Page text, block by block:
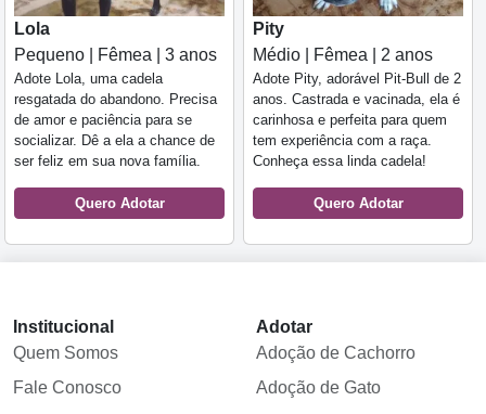
Lola
Pequeno | Fêmea | 3 anos
Adote Lola, uma cadela
resgatada do abandono. Precisa
de amor e paciência para se
socializar. Dê a ela a chance de
ser feliz em sua nova família.
Quero Adotar
Pity
Médio | Fêmea | 2 anos
Adote Pity, adorável Pit-Bull de 2
anos. Castrada e vacinada, ela é
carinhosa e perfeita para quem
tem experiência com a raça.
Conheça essa linda cadela!
Quero Adotar
Institucional
Quem Somos
Fale Conosco
Adotar
Adoção de Cachorro
Adoção de Gato